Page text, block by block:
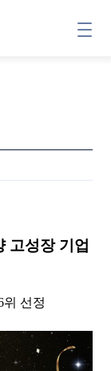
고성장 기업
위 선정